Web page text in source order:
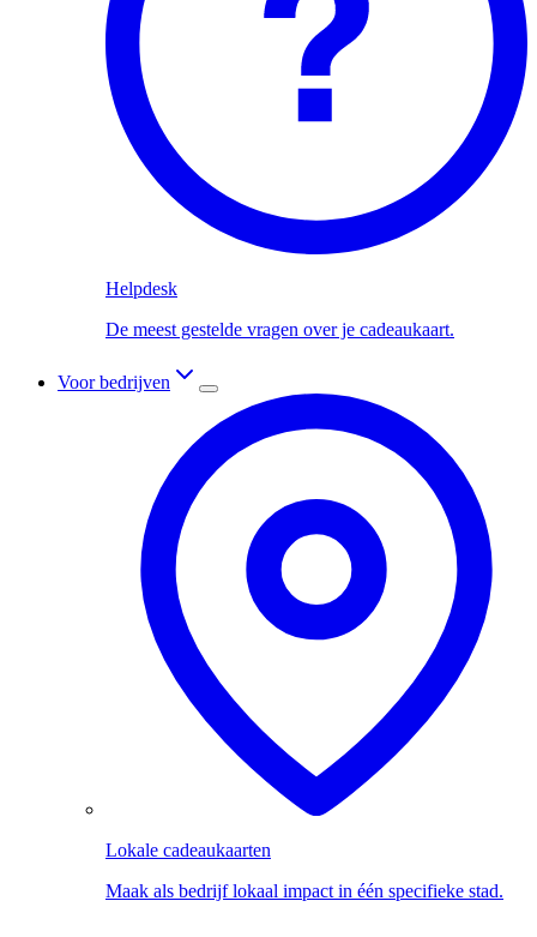
Helpdesk
De meest gestelde vragen over je cadeaukaart.
Voor bedrijven
Lokale cadeaukaarten
Maak als bedrijf lokaal impact in één specifieke stad.